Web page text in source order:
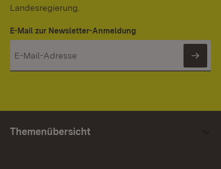
Landesregierung.
E-Mail zur Newsletter-Anmeldung
Themenübersicht